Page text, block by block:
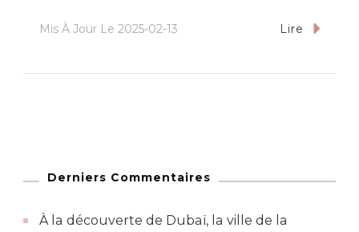
Mis À Jour Le 2025-02-13 Lire
Derniers Commentaires
À la découverte de Dubaï, la ville de la